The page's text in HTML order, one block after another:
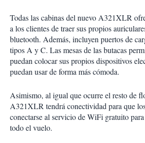
Todas las cabinas del nuevo A321XLR
a los clientes de traer sus propios
bluetooth. Además, incluyen puertos de
tipos A y C. Las mesas de las butacas
puedan colocar sus propios dispositivos
puedan usar de forma más cómoda.
Asimismo, al igual que ocurre el resto de
A321XLR tendrá conectividad para que
conectarse al servicio de WiFi gratuito
todo el vuelo.